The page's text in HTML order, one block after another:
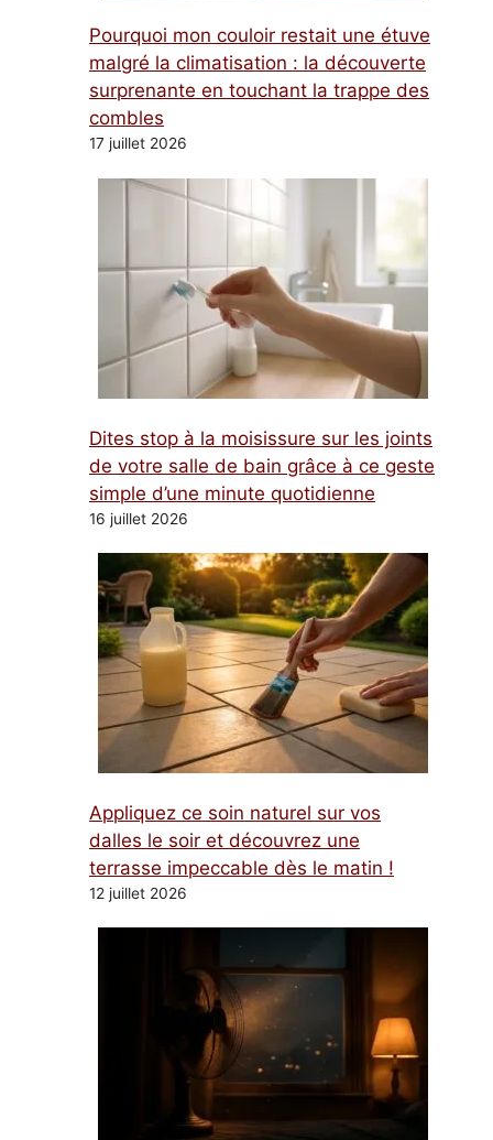
Pourquoi mon couloir restait une étuve
malgré la climatisation : la découverte
surprenante en touchant la trappe des
combles
17 juillet 2026
Dites stop à la moisissure sur les joints
de votre salle de bain grâce à ce geste
simple d’une minute quotidienne
16 juillet 2026
Appliquez ce soin naturel sur vos
dalles le soir et découvrez une
terrasse impeccable dès le matin !
12 juillet 2026